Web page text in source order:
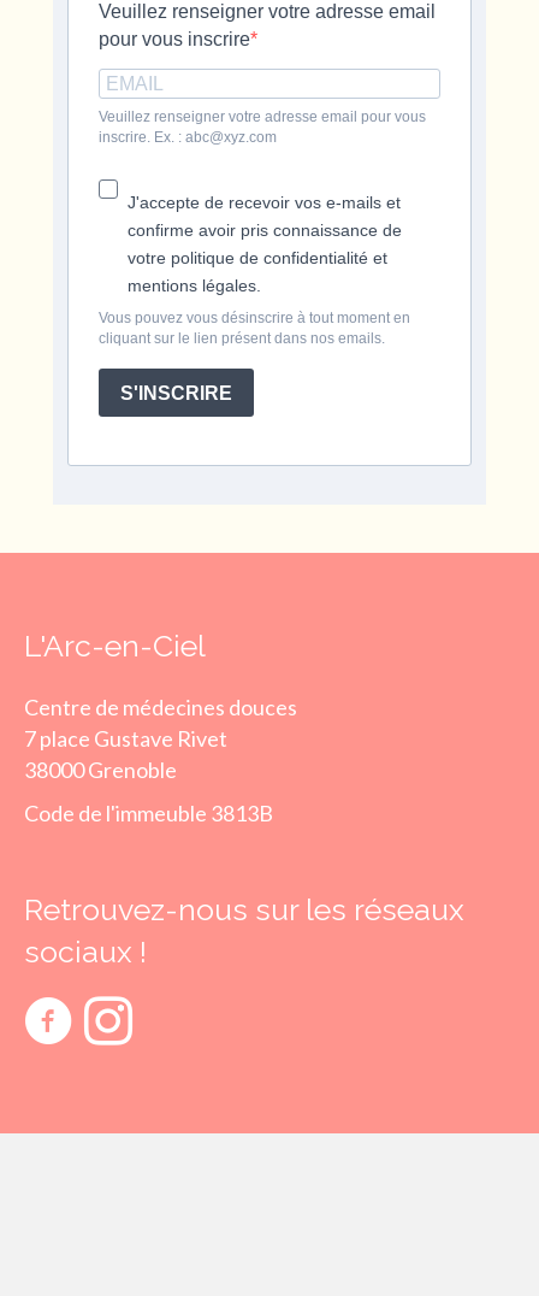
Veuillez renseigner votre adresse email
pour vous inscrire
Veuillez renseigner votre adresse email pour vous
inscrire. Ex. : abc@xyz.com
J'accepte de recevoir vos e-mails et
confirme avoir pris connaissance de
votre politique de confidentialité et
mentions légales.
Vous pouvez vous désinscrire à tout moment en
cliquant sur le lien présent dans nos emails.
S'INSCRIRE
L'Arc-en-Ciel
Centre de médecines douces
7 place Gustave Rivet
38000 Grenoble
Code de l'immeuble 3813B
Retrouvez-nous sur les réseaux
sociaux !